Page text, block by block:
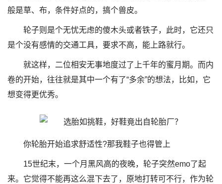
般是草、布，条件好点的，搞个兽皮。
轮子则是个无忧无虑的傻木头或者铁子，此时，它还只
是个没有感情的交通工具，要求不高，能上路就行。
就这样，二位相安无事地度过了上千年的蜜月期。而内
卷的开始，往往就是其中一个有了“多余”的想法，比如，它
想变得更优秀。
你轮胎开始追求舒适性?那我鞋子也得管上
15世纪末，一个月黑风高的夜晚，轮子突然emo了起
来。它觉得不能再这么混下去了，原地打转可不行，作为轮